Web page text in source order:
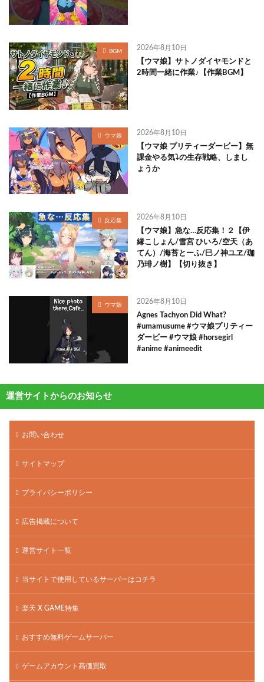
BGM 2026年8月10日
【ウマ娘】サトノダイヤモンドと
2時間一緒に作業♪【作業BGM】
ウマ娘 2026年8月10日
【ウマ娘 プリティーダービー】無
課金やる気⤵の生存戦略、しまし
ょうか
反応集 2026年8月10日
【ウマ娘】急な…反応集！２【伊
縁こしょん/雪宮 ひいろ/空天（あ
てん）/海苔とーふ/巳ノ神ユヱ/珈
乃琲ノ樹】【切り抜き】
ウマ娘 2026年8月10日
Agnes Tachyon Did What?
#umamusume #ウマ娘プリティー
ダービー #ウマ娘 #horsegirl
#anime #animeedit
運営サイトからのお知らせ
お問い合わせ
サイトマップ
プライバシーポリシー
広告掲載について
運営サイト一覧
当サイトで使用しているサーバーはコチラ
楽天 X GAME特集
おすすめ無料ゲームサーバー
ゲームアカウント高価買取